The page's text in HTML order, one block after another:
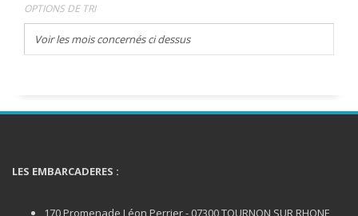
OPTIONS DE TRI
Voir les mois concernés ci dessus
LES EMBARCADERES :
170 Promenade Léon Perrier - 07300 TOURNON SUR RHONE